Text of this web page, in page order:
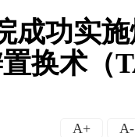
成功实
换术（
A+ A-